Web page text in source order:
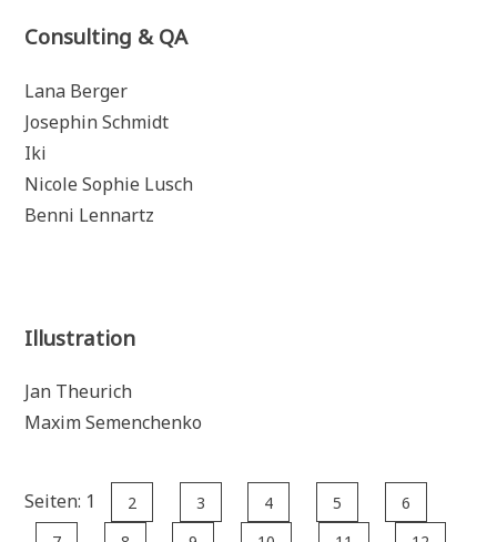
Consulting & QA
Lana Berger
Josephin Schmidt
Iki
Nicole Sophie Lusch
Benni Lennartz
Illustration
Jan Theurich
Maxim Semenchenko
Seiten: 1 2 3 4 5
6